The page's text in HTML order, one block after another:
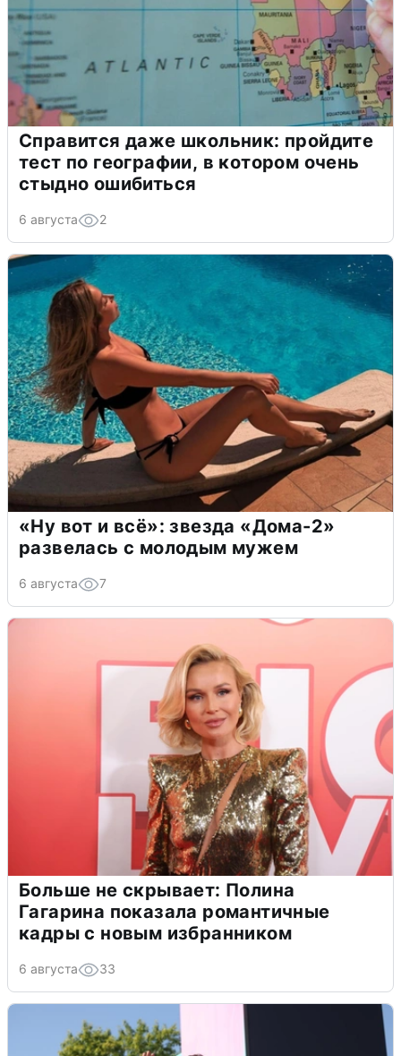
Справится даже школьник: пройдите
тест по географии, в котором очень
стыдно ошибиться
6 августа 2
«Ну вот и всё»: звезда «Дома-2»
развелась с молодым мужем
6 августа 7
Больше не скрывает: Полина
Гагарина показала романтичные
кадры с новым избранником
6 августа 33